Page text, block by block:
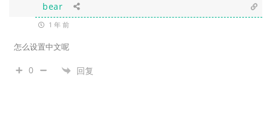
bear
1 年 前
怎么设置中文呢
0 回复